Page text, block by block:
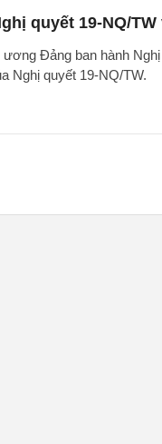
quyết 19-NQ/
ương Đảng ban hành
Nghị quyết 19-NQ/TW.